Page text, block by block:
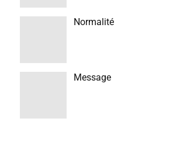
Normalité
Message